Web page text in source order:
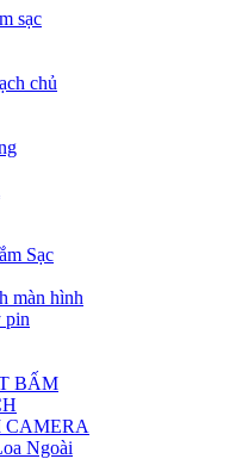
sạc
chủ
Sạc
màn hình
pin
BẤM
CAMERA
Ngoài